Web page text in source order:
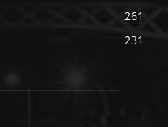
261
231